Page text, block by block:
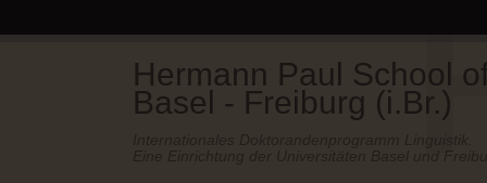
Hermann Paul School
Basel - Freiburg (i.Br.)